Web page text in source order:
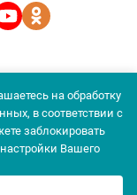
приборы»
данных
на обработку
в соответствии с
заблокировать
Вашего